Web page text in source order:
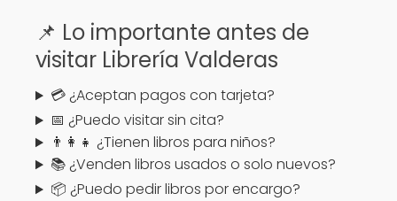
📌 Lo importante antes de
visitar Librería Valderas
💳 ¿Aceptan pagos con tarjeta?
📅 ¿Puedo visitar sin cita?
👨‍👩‍👧 ¿Tienen libros para niños?
📚 ¿Venden libros usados o solo nuevos?
📦 ¿Puedo pedir libros por encargo?